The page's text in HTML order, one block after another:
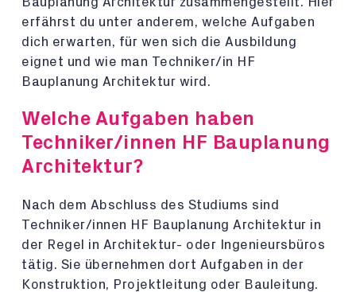
erfährst du unter anderem, welche Aufgaben
dich erwarten, für wen sich die Ausbildung
eignet und wie man Techniker/in HF
Bauplanung Architektur wird.
Welche Aufgaben haben
Techniker/innen HF Bauplanung
Architektur?
Nach dem Abschluss des Studiums sind
Techniker/innen HF Bauplanung Architektur in
der Regel in Architektur- oder Ingenieursbüros
tätig. Sie übernehmen dort Aufgaben in der
Konstruktion, Projektleitung oder Bauleitung.